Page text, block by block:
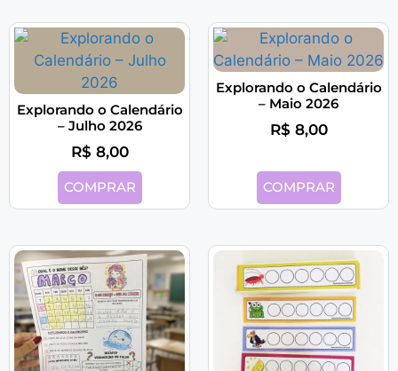
Explorando o Calendário
– Julho 2026
R$ 8,00
COMPRAR
Explorando o Calendário
– Maio 2026
R$ 8,00
COMPRAR